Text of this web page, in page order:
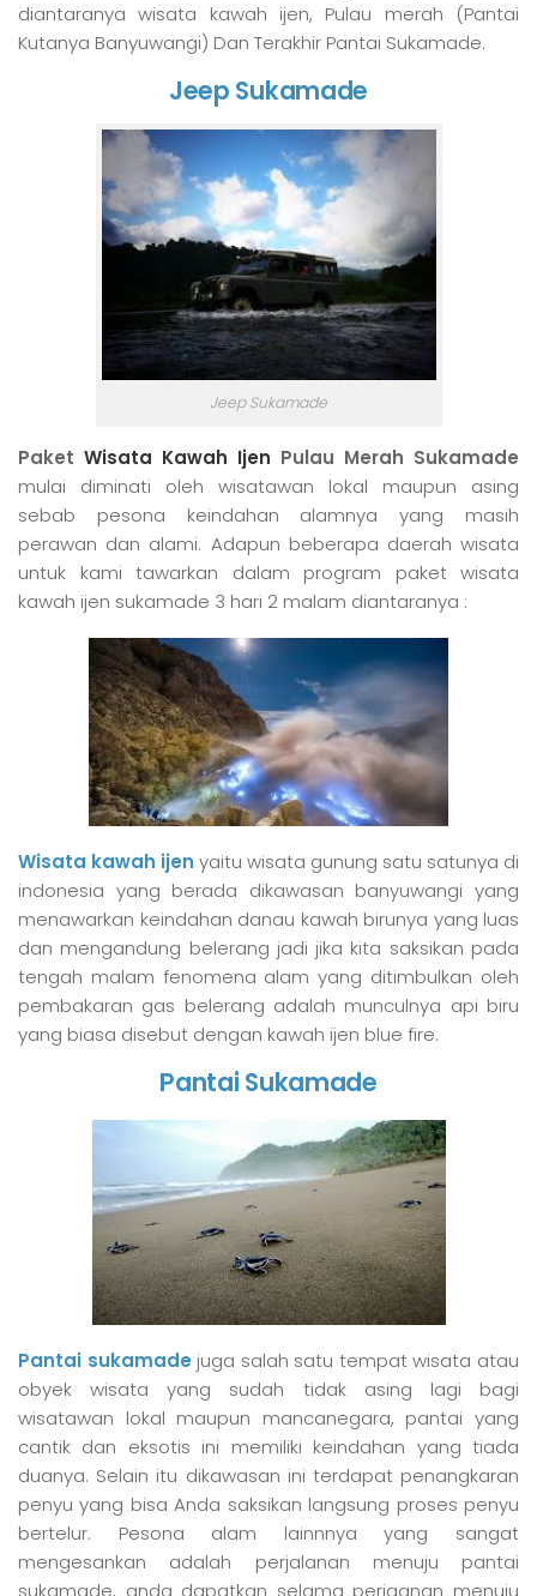
diantaranya wisata kawah ijen, Pulau merah (Pantai
Kutanya Banyuwangi) Dan Terakhir Pantai Sukamade.
Jeep Sukamade
Jeep Sukamade
Paket Wisata Kawah Ijen Pulau Merah Sukamade
mulai diminati oleh wisatawan lokal maupun asing
sebab pesona keindahan alamnya yang masih
perawan dan alami. Adapun beberapa daerah wisata
untuk kami tawarkan dalam program paket wisata
kawah ijen sukamade 3 hari 2 malam diantaranya :
Wisata kawah ijen yaitu wisata gunung satu satunya di
indonesia yang berada dikawasan banyuwangi yang
menawarkan keindahan danau kawah birunya yang luas
dan mengandung belerang jadi jika kita saksikan pada
tengah malam fenomena alam yang ditimbulkan oleh
pembakaran gas belerang adalah munculnya api biru
yang biasa disebut dengan kawah ijen blue fire.
Pantai Sukamade
Pantai sukamade juga salah satu tempat wisata atau
obyek wisata yang sudah tidak asing lagi bagi
wisatawan lokal maupun mancanegara, pantai yang
cantik dan eksotis ini memiliki keindahan yang tiada
duanya. Selain itu dikawasan ini terdapat penangkaran
penyu yang bisa Anda saksikan langsung proses penyu
bertelur. Pesona alam lainnnya yang sangat
mengesankan adalah perjalanan menuju pantai
sukamade, anda dapatkan selama perjaanan menuju